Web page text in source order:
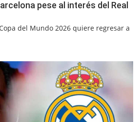
pese al interés del Real
del Mundo 2026 quiere regresar a